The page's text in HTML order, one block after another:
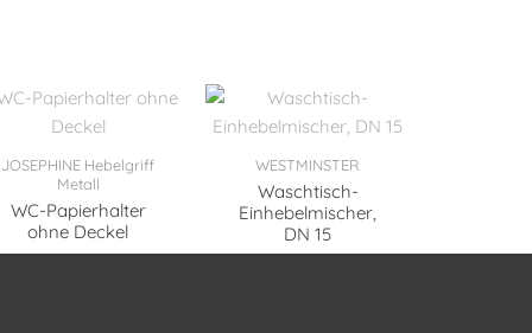
JOSEPHINE Hebelgriff
Metall
WC-Papierhalter
ohne Deckel
WESTMINSTER
Waschtisch-
Einhebelmischer,
DN 15